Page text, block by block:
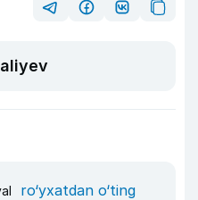
ro‘yxatdan o‘ting